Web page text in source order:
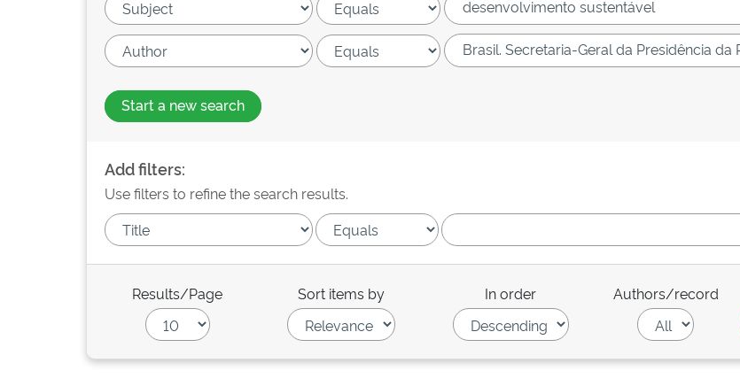
Start a new search
Add filters:
Use filters to refine the search results.
Results/Page Sort items by In order Authors/record